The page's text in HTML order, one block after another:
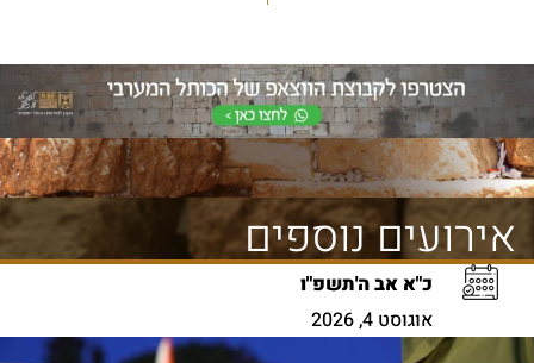
אירועים נוספים
כ"א אב ה'תשפ"ו
אוגוסט 4, 2026